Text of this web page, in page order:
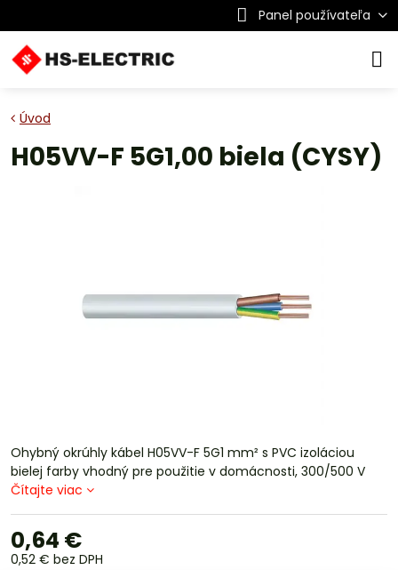
Panel používateľa
Úvod
H05VV-F 5G1,00 biela (CYSY)
Ohybný okrúhly kábel H05VV-F 5G1 mm² s PVC izoláciou
bielej farby vhodný pre použitie v domácnosti, 300/500 V
Čítajte viac
0,64 €
0,52 € bez DPH